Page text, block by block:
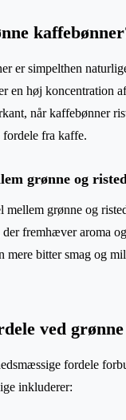
er simpelthen
en høj koncentration
når kaffebønner
fordele fra kaffe.
grønne og
mellem grønne og
fremhæver aroma
mere bitter smag og
ved
fordele
inkluderer: